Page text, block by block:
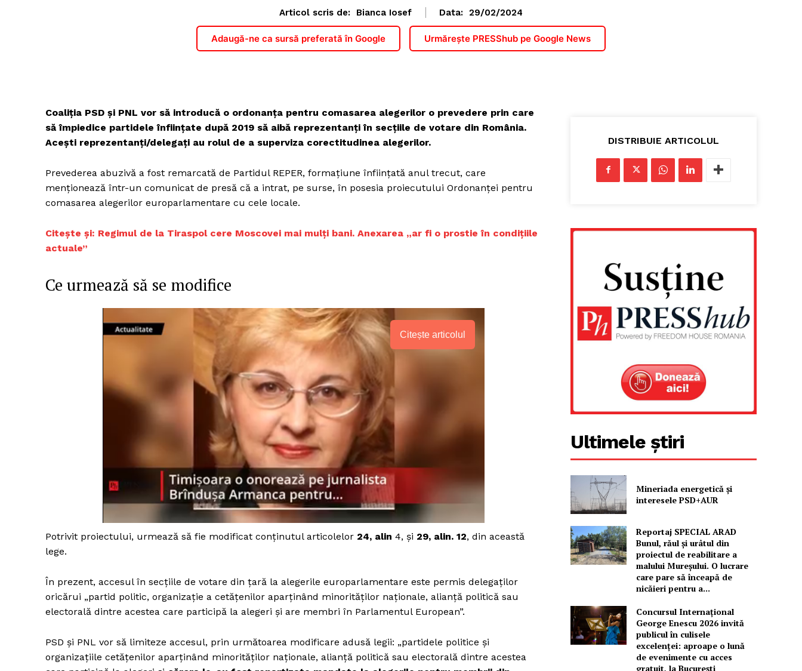
Un proiect
FREEDOM HOUSE
PRESShub
Despre noi / Echipa
Proiecte editoriale
Rețea
Articol scris de: Bianca Iosef Data: 29/02/2024
Adaugă-ne ca sursă preferată în Google Urmărește PRESShub pe Google News
Coaliția PSD și PNL vor să introducă o ordonanța pentru comasarea alegerilor o prevedere prin care
să împiedice partidele înființate după 2019 să aibă reprezentanți în secțiile de votare din România.
Acești reprezentanți/delegați au rolul de a superviza corectitudinea alegerilor.
Prevederea abuzivă a fost remarcată de Partidul REPER, formațiune înființată anul trecut, care
menționează într-un comunicat de presă că a intrat, pe surse, în posesia proiecutului Ordonanței pentru
comasarea alegerilor europarlamentare cu cele locale.
Citește și: Regimul de la Tiraspol cere Moscovei mai mulți bani. Anexarea „ar fi o prostie în condițiile
actuale”
Ce urmează să se modifice
Citește articolul
Potrivit proiectului, urmează să fie modificat conținutul articolelor 24, alin 4, și 29, alin. 12, din această
lege.
În prezent, accesul în secțiile de votare din țară la alegerile europarlamentare este permis delegaților
oricărui „partid politic, organizație a cetățenilor aparținând minorităților naționale, alianță politică sau
electorală dintre acestea care participă la alegeri și are membri în Parlamentul European”.
PSD și PNL vor să limiteze accesul, prin următoarea modificare adusă legii: „partidele politice și
organizațiile cetățenilor aparținând minorităților naționale, alianță politică sau electorală dintre acestea
DISTRIBUIE ARTICOLUL
Ultimele știri
Mineriada energetică și
interesele PSD+AUR
Reportaj SPECIAL ARAD
Bunul, răul și urâtul din
proiectul de reabilitare a
malului Mureșului. O lucrare
care pare să înceapă de
nicăieri pentru a...
Concursul Internațional
George Enescu 2026 invită
publicul în culisele
excelenței: aproape o lună
de evenimente cu acces
gratuit, la București